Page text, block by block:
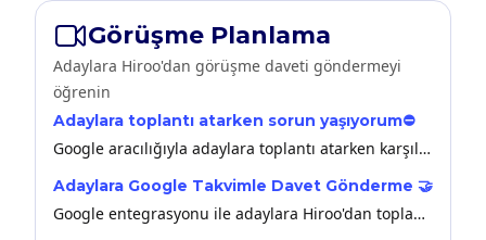
Görüşme Planlama
Adaylara Hiroo'dan görüşme daveti göndermeyi
öğrenin
Adaylara toplantı atarken sorun yaşıyorum⛔
Google aracılığıyla adaylara toplantı atarken karşılaştığınız bir problem varsa bu makaleden faydalanabilirsiniz.
Adaylara Google Takvimle Davet Gönderme 🤝
Google entegrasyonu ile adaylara Hiroo'dan toplantı gönderebilirsiniz.